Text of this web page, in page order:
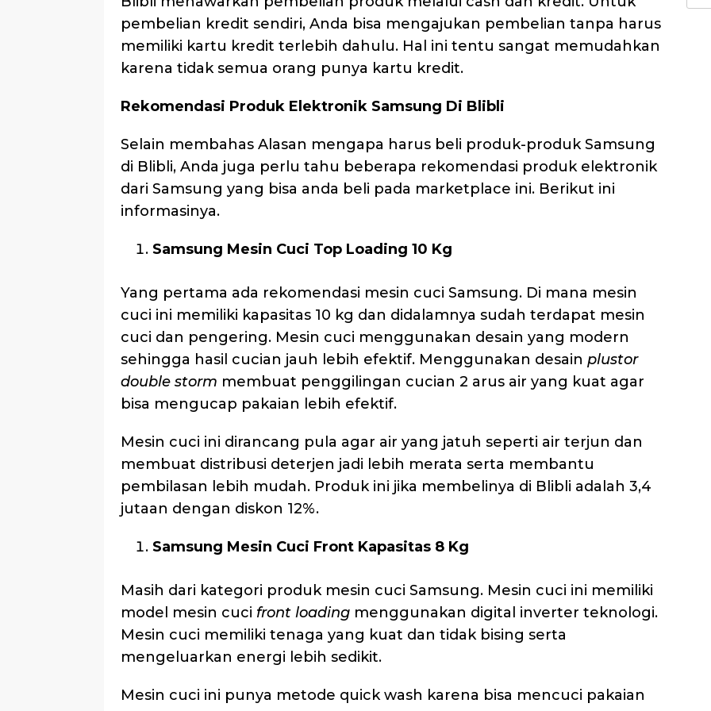
pembelian kredit sendiri, Anda bisa mengajukan pembelian tanpa harus
memiliki kartu kredit terlebih dahulu. Hal ini tentu sangat memudahkan
karena tidak semua orang punya kartu kredit.
Rekomendasi Produk Elektronik Samsung Di Blibli
Selain membahas Alasan mengapa harus beli produk-produk Samsung
di Blibli, Anda juga perlu tahu beberapa rekomendasi produk elektronik
dari Samsung yang bisa anda beli pada marketplace ini. Berikut ini
informasinya.
Samsung Mesin Cuci Top Loading 10 Kg
Yang pertama ada rekomendasi mesin cuci Samsung. Di mana mesin
cuci ini memiliki kapasitas 10 kg dan didalamnya sudah terdapat mesin
cuci dan pengering. Mesin cuci menggunakan desain yang modern
sehingga hasil cucian jauh lebih efektif. Menggunakan desain plustor
double storm membuat penggilingan cucian 2 arus air yang kuat agar
bisa mengucap pakaian lebih efektif.
Mesin cuci ini dirancang pula agar air yang jatuh seperti air terjun dan
membuat distribusi deterjen jadi lebih merata serta membantu
pembilasan lebih mudah. Produk ini jika membelinya di Blibli adalah 3,4
jutaan dengan diskon 12%.
Samsung Mesin Cuci Front Kapasitas 8 Kg
Masih dari kategori produk mesin cuci Samsung. Mesin cuci ini memiliki
model mesin cuci front loading menggunakan digital inverter teknologi.
Mesin cuci memiliki tenaga yang kuat dan tidak bising serta
mengeluarkan energi lebih sedikit.
Mesin cuci ini punya metode quick wash karena bisa mencuci pakaian